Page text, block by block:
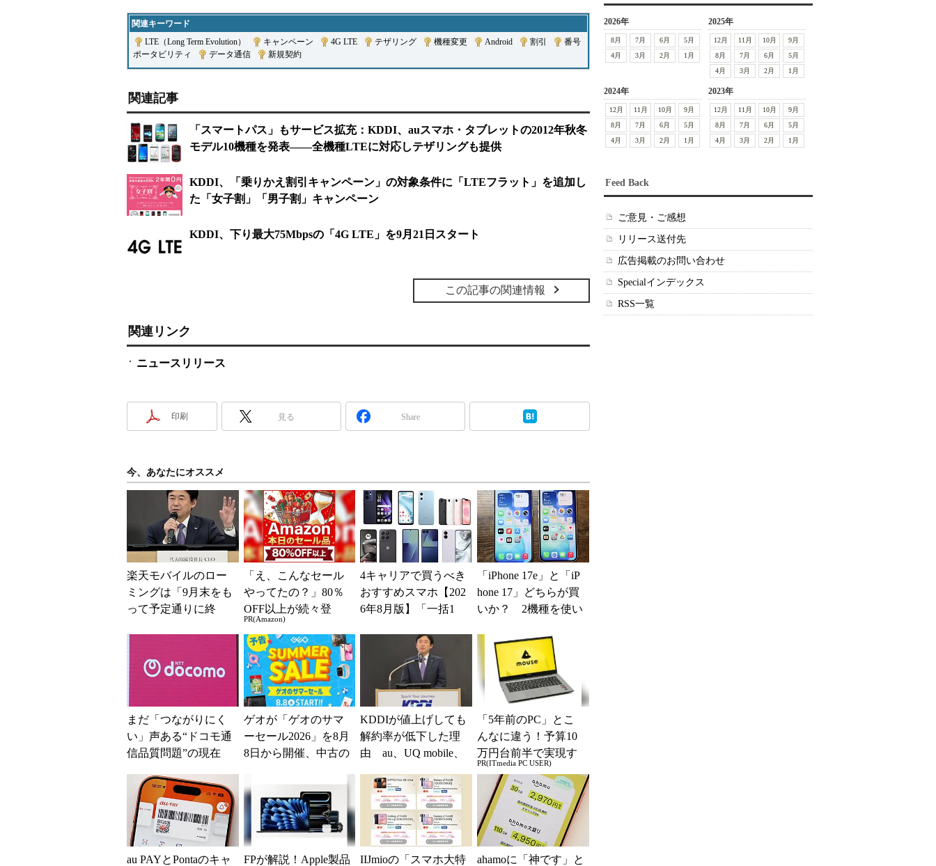
関連キーワード
LTE（Long Term Evolution）
キャンペーン 4G LTE テザリング 機種変更 Android 割引
番号
ポータビリティ
データ通信 新規契約
関連記事
「スマートパス」もサービス拡充：KDDI、auスマホ・タブレットの2012年秋冬
モデル10機種を発表――全機種LTEに対応しテザリングも提供
KDDI、「乗りかえ割引キャンペーン」の対象条件に「LTEフラット」を追加し
た「女子割」「男子割」キャンペーン
KDDI、下り最大75Mbpsの「4G LTE」を9月21日スタート
この記事の関連情報
関連リンク
ニュースリリース
印刷 見る Share
今、あなたにオススメ
楽天モバイルのロー
ミングは「9月末をも
って予定通りに終
ーラル限定...
「え、こんなセール
やってたの？」80％
OFF以上が続々登
場！Amazonの本気が
凄すぎる
PR(Amazon)
4キャリアで買うべき
おすすめスマホ【202
6年8月版】「一括1
得なiPhone／...
「iPhone 17e」と「iP
hone 17」どちらが買
いか？ 2機種を使い
ッ...
まだ「つながりにく
い」声ある“ドコモ通
信品質問題”の現在
す「道半ば」の詳細
解説
ゲオが「ゲオのサマ
ーセール2026」を8月
8日から開催、中古の
得に
KDDIが値上げしても
解約率が低下した理
由 au、UQ mobile、
「脱・販促費...
「5年前のPC」とこ
んなに違う！予算10
万円台前半で実現す
る快適PCライフ
PR(ITmedia PC USER)
au PAYとPontaのキャ
FPが解説！Apple製品
IIJmioの「スマホ大特
ahamoに「神です」と
2026年
8月 7月 6月
5月
4月
3月 2月 1月
2025年
12月 11月 10月
9月
8月
7月 6月
5月
4月
3月 2月 1月
2024年
12月 11月 10月
9月
8月
7月 6月
5月
4月
3月 2月 1月
2023年
12月 11月 10月
9月
8月
7月 6月
5月
4月
3月 2月 1月
Feed Back
ご意見・ご感想
リリース送付先
広告掲載のお問い合わせ
Specialインデックス
RSS一覧